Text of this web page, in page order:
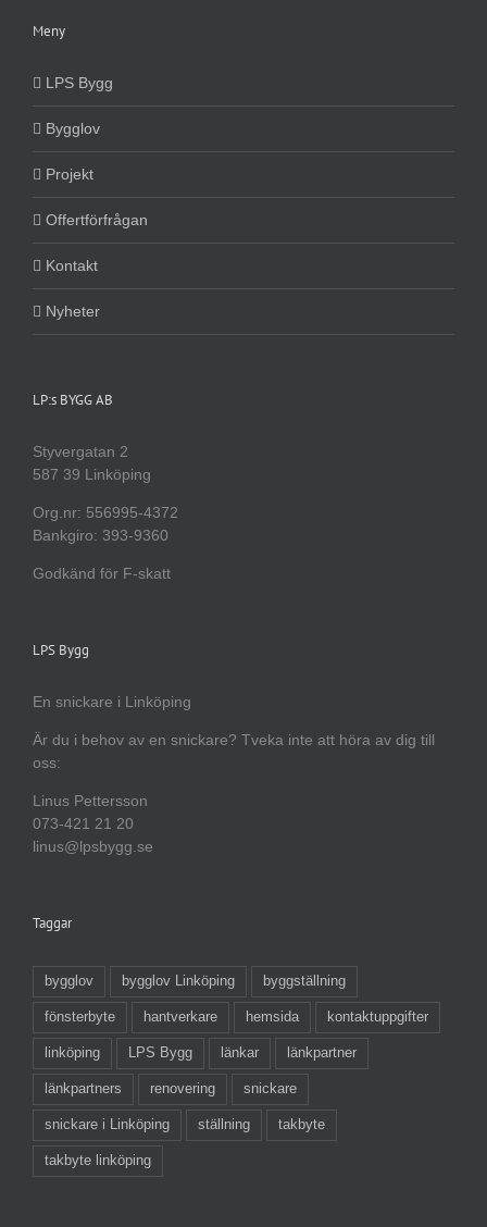
Meny
LPS Bygg
Bygglov
Projekt
Offertförfrågan
Kontakt
Nyheter
LP:s BYGG AB
Styvergatan 2
587 39 Linköping
Org.nr: 556995-4372
Bankgiro: 393-9360
Godkänd för F-skatt
LPS Bygg
En snickare i Linköping
Är du i behov av en snickare? Tveka inte att höra av dig till
oss:
Linus Pettersson
073-421 21 20
linus@lpsbygg.se
Taggar
bygglov bygglov Linköping byggställning
fönsterbyte hantverkare hemsida kontaktuppgifter
linköping LPS Bygg länkar länkpartner
länkpartners renovering snickare
snickare i Linköping ställning takbyte
takbyte linköping